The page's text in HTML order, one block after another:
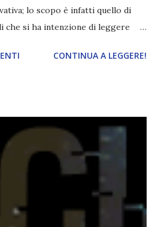
lo scopo è infatti quello di
che si ha intenzione di leggere
controllo le reading
e non limitarmi al fantasy.
2015 mi sembra di aver letto
davvero pochi libri "leggeri", il
Credo che sia stata la principale
Comunque, ogni mese -
- pubblicherò questo post.
CONTINUA A LEGGERE!